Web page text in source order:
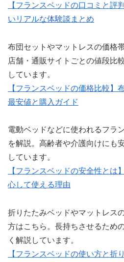
【フランスベッドの口コミと評
いリアルな体験談まとめ
布団セットやマットレスの価格
店舗・通販サイトごとの値段比
しています。
【フランスベッドの価格比較】
最安値と購入ガイド
電動ベッドなどに使われるフラ
を解説。高齢者や介護向けにも
しています。
【フランスベッドの安全性とは
心して使える理由
折りたたみベッドやマットレス
方はこちら。長持ちさせるため
く解説しています。
【フランスベッドの使い方と折